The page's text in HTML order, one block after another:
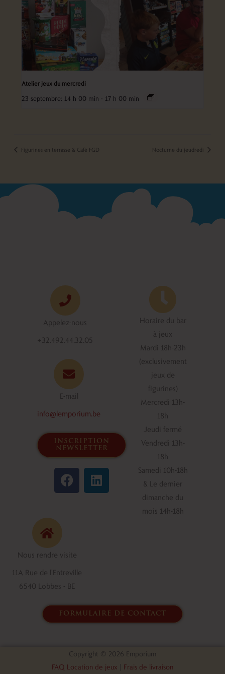
Atelier jeux du mercredi
23 septembre: 14 h 00 min 17 h 00 min
Figurines en terrasse & Café FGD Nocturne du jeudredi
Appelez-nous
+32.492.44.32.05
E-mail
info@lemporium.be
inscription
newsletter
F
a
c
k
L
i
n
Horaire du bar
à jeux
Mardi 18h-23h
(exclusivement
jeux de
figurines)
Mercredi 13h-
18h
Jeudi fermé
Vendredi 13h-
18h
Samedi 10h-18h
& Le dernier
dimanche du
mois 14h-18h
Nous rendre visite
11A Rue de l'Entreville
6540 Lobbes - BE
formulaire de contact
Copyright © 2026 Emporium
FAQ Location de jeux
Frais de livraison